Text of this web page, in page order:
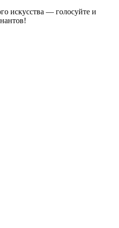
искусства — голосуйте и